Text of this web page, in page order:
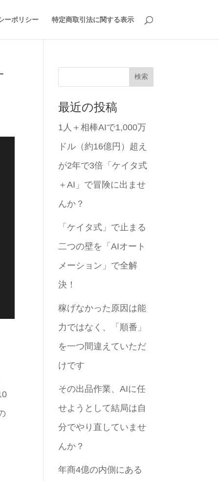
ーポリシー 特定商取引法に関する表示
検索
最近の投稿
1人＋相棒AIで1,000万
ドル（約16億円）超え
が2年で3倍「ケイタ式
＋AI」で冒険に出ませ
んか？
「ケイタ式」で止まる
二つの壁を「AIオート
メーション」で全解
決！
稼げなかった原因は能
力ではなく、「順番」
を一つ間違えていただ
けです
その出品作業、AIに任
せようとして結局は自
分でやり直していませ
んか？
年商4億の内側にある